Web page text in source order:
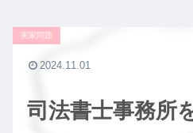
司法書士事務所
実家問題
2024.11.01